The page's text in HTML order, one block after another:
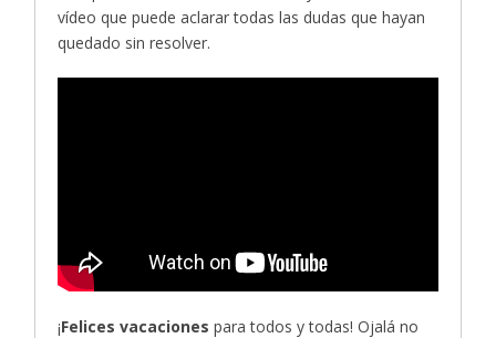
vídeo que puede aclarar todas las dudas que hayan
quedado sin resolver.
¡Felices vacaciones para todos y todas! Ojalá no